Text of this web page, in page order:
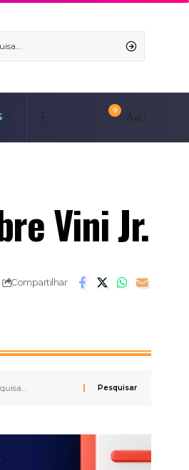
9 Aa
Vini Jr.
Compartilhar